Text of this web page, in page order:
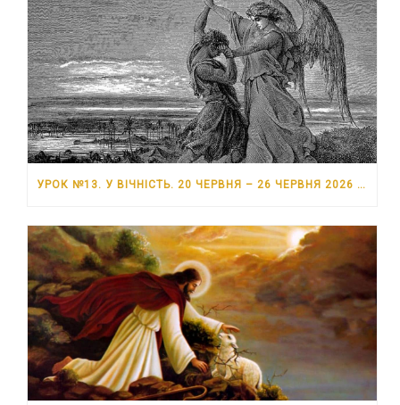
УРОК №13. У ВІЧНІСТЬ. 20 ЧЕРВНЯ – 26 ЧЕРВНЯ 2026 РОКУ